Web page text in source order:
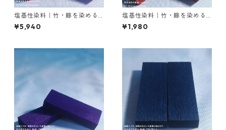
塩基性染料｜竹・籐を染める
｜50g｜ローダミンＢ（赤紫
色）
¥5,940
塩基性染料｜竹・籐を染める
｜20g｜M.Bビスマークブロン
Ｂ（茶色）
¥1,980